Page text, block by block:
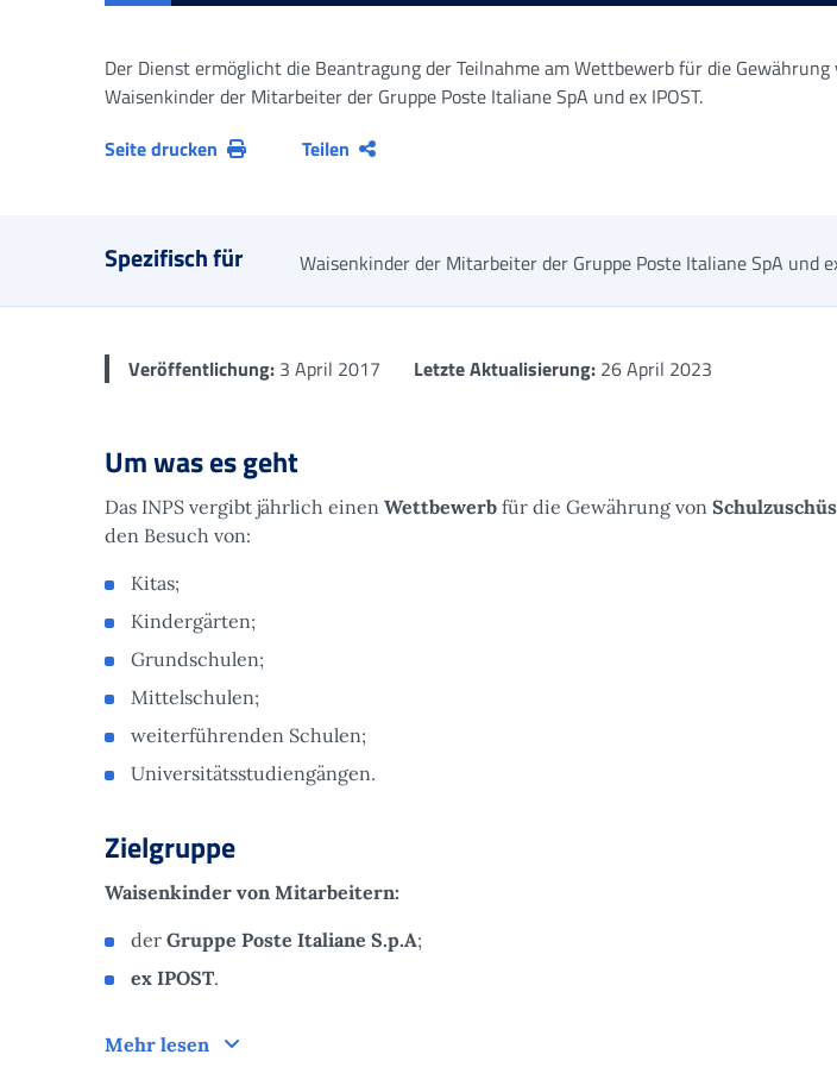
Der Dienst ermöglicht die Beantragung der Teilnahme am Wettbewerb für die
Waisenkinder der Mitarbeiter der Gruppe Poste Italiane SpA und ex IPOST.
Seite drucken
Teilen
Spezifisch für Waisenkinder der Mitarbeiter der Gruppe Poste Italiane SpA und
Veröffentlichung: 3 April 2017 Letzte Aktualisierung: 26 April 2023
Um was es geht
Das INPS vergibt jährlich einen Wettbewerb für die Gewährung von
den Besuch von:
Kitas;
Kindergärten;
Grundschulen;
Mittelschulen;
weiterführenden Schulen;
Universitätsstudiengängen.
Zielgruppe
Waisenkinder von Mitarbeitern:
der Gruppe Poste Italiane S.p.A;
ex IPOST.
Mehr lesen Zielgruppe